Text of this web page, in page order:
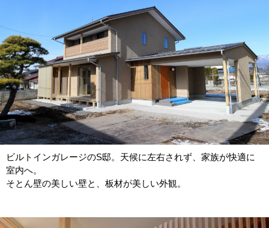
ビルトインガレージのS邸。天候に左右されず、家族が快適に
室内へ。
そとん壁の美しい壁と、板材が美しい外観。